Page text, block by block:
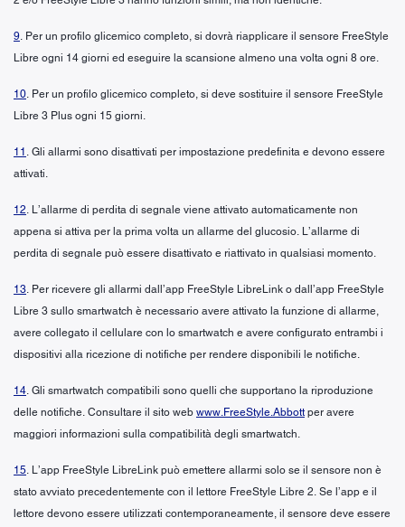
9. Per un profilo glicemico completo, si dovrà riapplicare il sensore FreeStyle
Libre ogni 14 giorni ed eseguire la scansione almeno una volta ogni 8 ore.
10. Per un profilo glicemico completo, si deve sostituire il sensore FreeStyle
Libre 3 Plus ogni 15 giorni.
11 . Gli allarmi sono disattivati per impostazione predefinita e devono essere
attivati.
12. L’allarme di perdita di segnale viene attivato automaticamente non
appena si attiva per la prima volta un allarme del glucosio. L’allarme di
perdita di segnale può essere disattivato e riattivato in qualsiasi momento.
13. Per ricevere gli allarmi dall’app FreeStyle LibreLink o dall’app FreeStyle
Libre 3 sullo smartwatch è necessario avere attivato la funzione di allarme,
avere collegato il cellulare con lo smartwatch e avere configurato entrambi i
dispositivi alla ricezione di notifiche per rendere disponibili le notifiche.
14. Gli smartwatch compatibili sono quelli che supportano la riproduzione
delle notifiche. Consultare il sito web www.FreeStyle.Abbott per avere
maggiori informazioni sulla compatibilità degli smartwatch.
15. L’app FreeStyle LibreLink può emettere allarmi solo se il sensore non è
stato avviato precedentemente con il lettore FreeStyle Libre 2. Se l’app e il
lettore devono essere utilizzati contemporaneamente, il sensore deve essere